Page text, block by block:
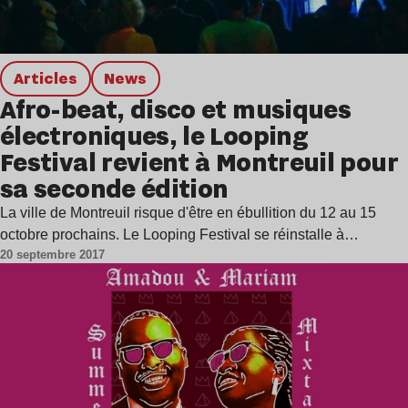
Articles news
Afro-beat, disco et musiques
électroniques, le Looping
Festival revient à Montreuil pour
sa seconde édition
La ville de Montreuil risque d'être en ébullition du 12 au 15
octobre prochains. Le Looping Festival se réinstalle à…
20 septembre 2017